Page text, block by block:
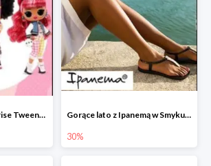
Nowość: L.O.L. Surprise Tweens Doll w Smyku do -45% Gorące lato z Ipanemą w Smyku do -30%
30%